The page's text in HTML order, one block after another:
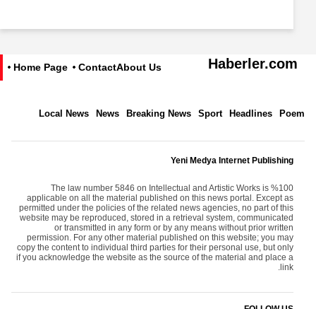
Haberler.com
About Us
Contact
Home Page
Poem
Headlines
Sport
Breaking News
News
Local News
Yeni Medya Internet Publishing
The law number 5846 on Intellectual and Artistic Works is %100
applicable on all the material published on this news portal. Except as
permitted under the policies of the related news agencies, no part of this
website may be reproduced, stored in a retrieval system, communicated
or transmitted in any form or by any means without prior written
permission. For any other material published on this website; you may
copy the content to individual third parties for their personal use, but only
if you acknowledge the website as the source of the material and place a
link.